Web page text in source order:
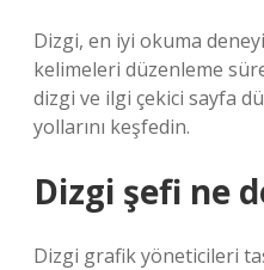
Dizgi, en iyi okuma
kelimeleri düzenleme
dizgi ve ilgi çekici sayfa
yollarını keşfedin.
Dizgi şefi ne
Dizgi grafik yöneticileri